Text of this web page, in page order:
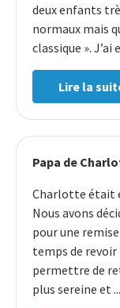
deux enfants
normaux mais
classique ». J’ai
Lire la
Papa de
Charlotte était
Nous avons
pour une
temps de revoir
permettre de
plus sereine et ...